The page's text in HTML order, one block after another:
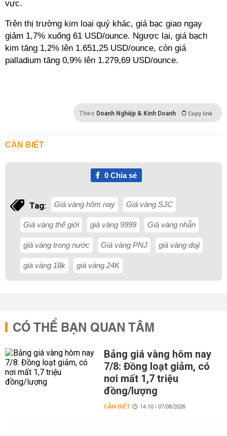
vực.
Trên thị trường kim loại quý khác, giá bạc giao ngay
giảm 1,7% xuống 61 USD/ounce. Ngược lại, giá bạch
kim tăng 1,2% lên 1.651,25 USD/ounce, còn giá
palladium tăng 0,9% lên 1.279,69 USD/ounce.
Theo Doanh Nghiệp & Kinh Doanh Copy link
CẦN BIẾT
0Chia sẻ
Tag: Giá vàng hôm nay Giá vàng SJC
Giá vàng thế giới giá vàng 9999 Giá vàng nhẫn
giá vàng trong nước Giá vàng PNJ giá vàng doji
giá vàng 18k giá vàng 24K
CÓ THỂ BẠN QUAN TÂM
Bảng giá vàng hôm nay
7/8: Đồng loạt giảm, có
nơi mất 1,7 triệu
đồng/lượng
CẦN BIẾT 14:10 | 07/08/2026